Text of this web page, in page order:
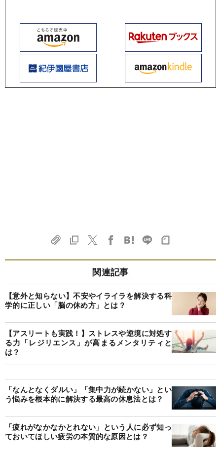
関連記事
【意外と知らない】不安やイライラを解決する科
学的に正しい「脳の休め方」とは？
【アスリートも実践！】ストレスや逆境に対処す
る力「レジリエンス」が高まるメンタリティと
は？
「なんとなくダルい」「集中力が続かない」とい
う悩みを根本的に解決する最高の休息法とは？
「疲れがなかなかとれない」という人に必ず知っ
ておいてほしい疲労の本質的な原因とは？